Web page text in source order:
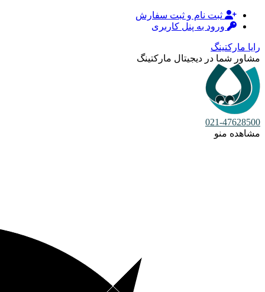
ثبت نام و ثبت سفارش
ورود به پنل کاربری
رایا مارکتینگ
مشاور شما در دیجیتال مارکتینگ
021-47628500
مشاهده منو